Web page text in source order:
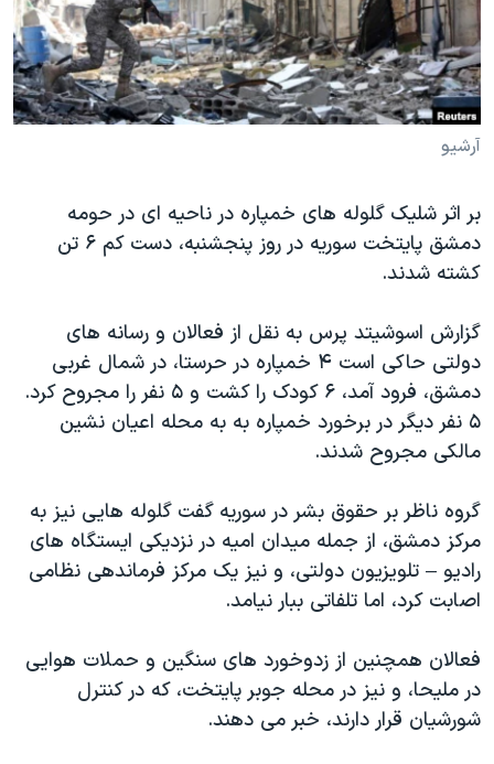
فرهنگ و زندگی
حقوق شهروندی
اقتصادی
علم و فناوری
گالری عکس
آرشیو پخش زنده
مستندها
انتخابات ریاست جمهوری آمریکا ۲۰۲۴
حمله جمهوری اسلامی به اسرائیل
رمز مهسا
اعتراضات زن، زندگی، آزادی
مجموعه مستندهای دادخواهی
دادگاه حمید نوری
چهل سال گروگان‌گیری
قانون شفافیت دارائی کادر رهبری ایران
اعتراضات مردمی آبان ۹۸
نرگس محمدی برنده جایزه نوبل صلح
همایش محافظه‌کاران آمریکا «سی‌پک»
صفحه‌های ویژه
سفر پرزیدنت ترامپ به چین
دنبال کنید
آرشیو
بر اثر شلیک گلوله های خمپاره در ناحیه ای در حومه
دمشق پایتخت سوریه در روز پنجشنبه، دست کم ۶ تن
کشته شدند.
گزارش اسوشیتد پرس به نقل از فعالان و رسانه های
دولتی حاکی است ۴ خمپاره در حرستا، در شمال غربی
دمشق، فرود آمد، ۶ کودک را کشت و ۵ نفر را مجروح کرد.
۵ نفر دیگر در برخورد خمپاره به به محله اعیان نشین
مالکی مجروح شدند.
گروه ناظر بر حقوق بشر در سوریه گفت گلوله هایی نیز به
مرکز دمشق، از جمله میدان امیه در نزدیکی ایستگاه های
رادیو – تلویزیون دولتی، و نیز یک مرکز فرماندهی نظامی
اصابت کرد، اما تلفاتی ببار نیامد.
فعالان همچنین از زدوخورد های سنگین و حملات هوایی
در ملیحا، و نیز در محله جوبر پایتخت، که در کنترل
شورشیان قرار دارند، خبر می دهند.